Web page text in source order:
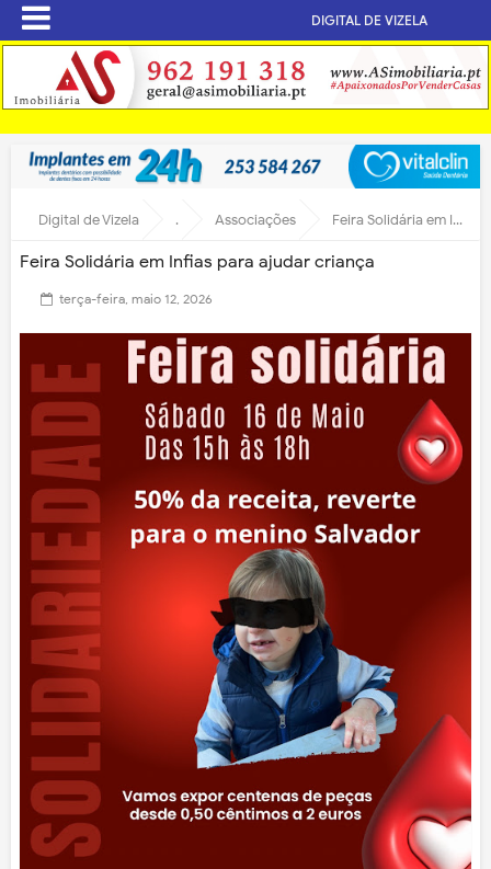
DIGITAL DE VIZELA
Digital de Vizela . Associações Feira Solidária em Infias para ajudar criança
Feira Solidária em Infias para ajudar criança
terça-feira, maio 12, 2026